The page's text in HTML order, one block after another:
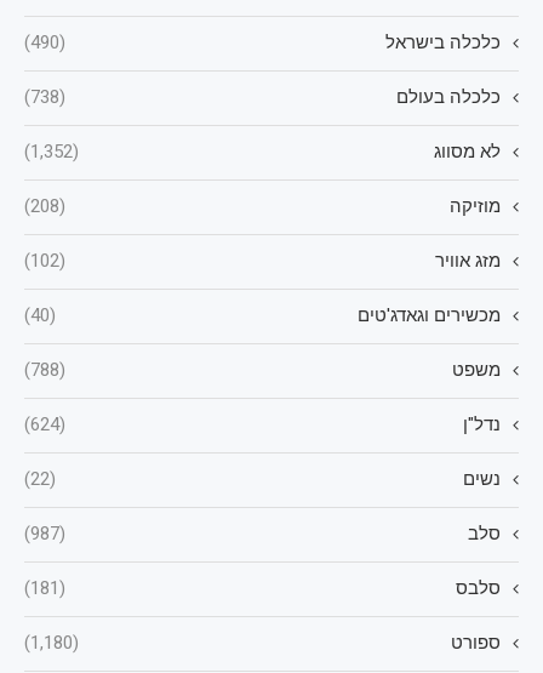
כלכלה בישראל (490)
כלכלה בעולם (738)
לא מסווג (1,352)
מוזיקה (208)
מזג אוויר (102)
מכשירים וגאדג'טים (40)
משפט (788)
נדל"ן (624)
נשים (22)
סלב (987)
סלבס (181)
ספורט (1,180)